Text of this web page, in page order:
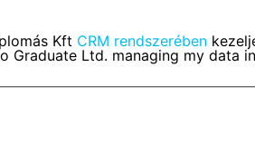
Kft CRM rendszerében
Graduate Ltd. managing my data in